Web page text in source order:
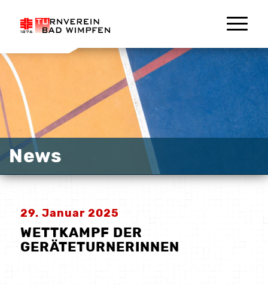
News
29. Januar 2025
WETTKAMPF DER
GERÄTETURNERINNEN